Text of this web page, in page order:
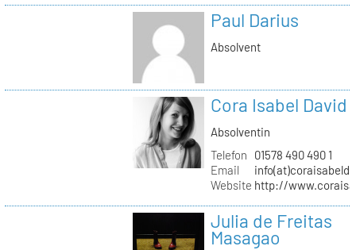
Paul Darius
Absolvent
Cora Isabel David
Absolventin
Telefon
01578 490 490 1
Email
Website http://
Julia de Freitas
Masagao